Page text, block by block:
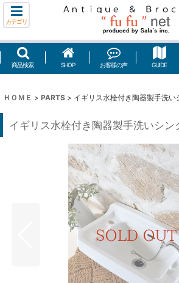
カテゴリ
商品検索 SHOP お客様の声 GUIDE
ＨＯＭＥ > PARTS > イギリス水栓付き陶器製手洗い
イギリス水栓付き陶器製手洗いシン